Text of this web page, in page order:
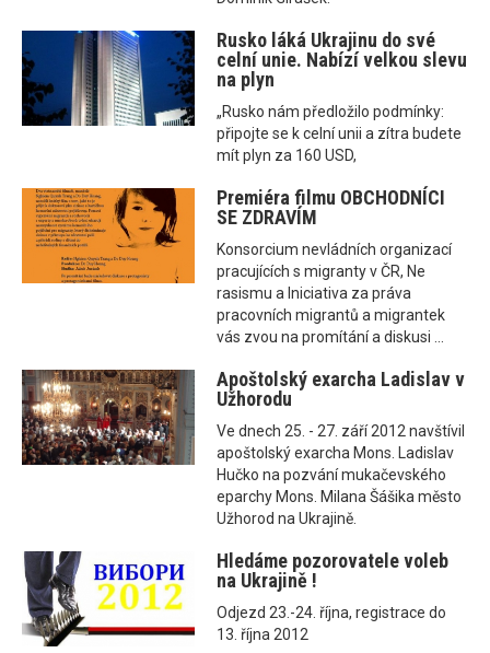
Rusko láká Ukrajinu do své
celní unie. Nabízí velkou slevu
na plyn
„Rusko nám předložilo podmínky:
připojte se k celní unii a zítra budete
mít plyn za 160 USD,
Premiéra filmu OBCHODNÍCI
SE ZDRAVÍM
Konsorcium nevládních organizací
pracujících s migranty v ČR, Ne
rasismu a Iniciativa za práva
pracovních migrantů a migrantek
vás zvou na promítání a diskusi ...
Apoštolský exarcha Ladislav v
Užhorodu
Ve dnech 25. - 27. září 2012 navštívil
apoštolský exarcha Mons. Ladislav
Hučko na pozvání mukačevského
eparchy Mons. Milana Šášika město
Užhorod na Ukrajině.
Hledáme pozorovatele voleb
na Ukrajině !
Odjezd 23.-24. října, registrace do
13. října 2012